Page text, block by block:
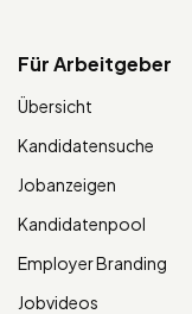
Für Arbeitgeber
Übersicht
Kandidatensuche
Jobanzeigen
Kandidatenpool
Employer Branding
Jobvideos